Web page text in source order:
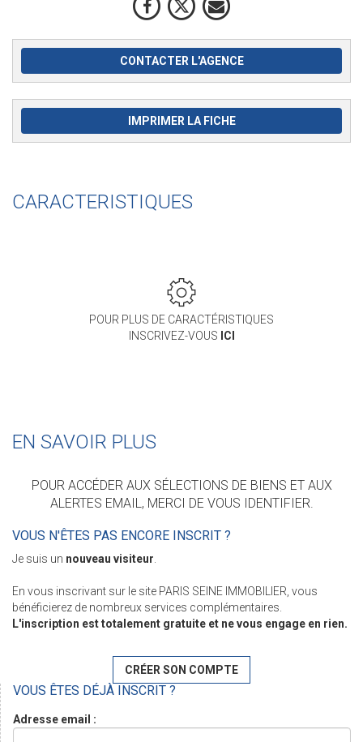
CONTACTER L'AGENCE
IMPRIMER LA FICHE
CARACTERISTIQUES
POUR PLUS DE CARACTÉRISTIQUES
INSCRIVEZ-VOUS ICI
EN SAVOIR PLUS
POUR ACCÉDER AUX SÉLECTIONS DE BIENS ET AUX
ALERTES EMAIL, MERCI DE VOUS IDENTIFIER.
VOUS N'ÊTES PAS ENCORE INSCRIT ?
Je suis un nouveau visiteur.
En vous inscrivant sur le site PARIS SEINE IMMOBILIER, vous
bénéficierez de nombreux services complémentaires.
L'inscription est totalement gratuite et ne vous engage en rien.
CRÉER SON COMPTE
VOUS ÊTES DÉJÀ INSCRIT ?
Adresse email :